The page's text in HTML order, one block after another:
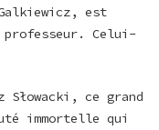
est
Celui-
ce grand
immortelle qui